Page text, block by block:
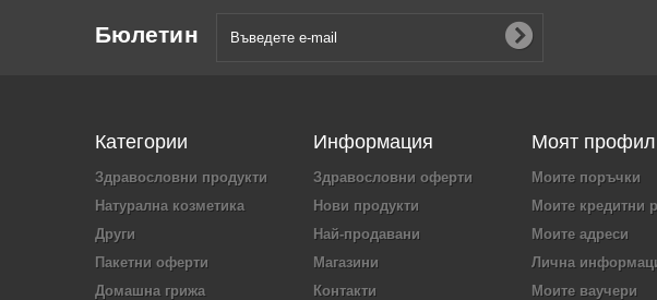
Бюлетин
Категории
Здравословни продукти
Натурална козметика
Други
Пакетни оферти
Домашна грижа
Информация
Здравословни оферти
Нови продукти
Най-продавани
Магазини
Контакти
Моят профил
Моите поръчки
Моите кредитни
Моите адреси
Лична
Моите ваучери